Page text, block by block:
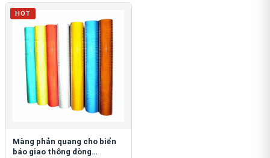
HOT
Màng phản quang cho biển
báo giao thông dòng